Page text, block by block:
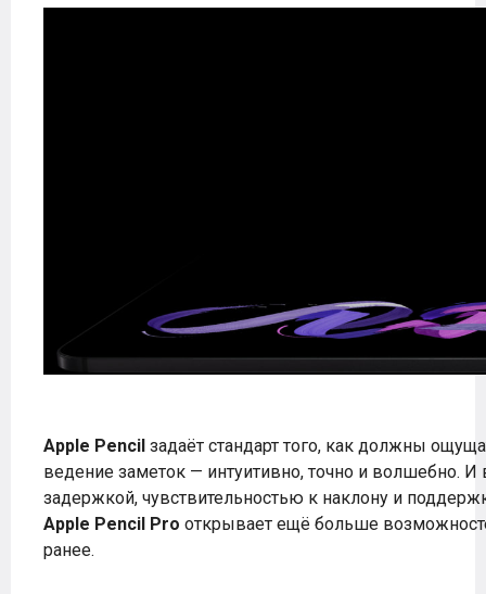
Apple Pencil задаёт стандарт того, как должны
ведение заметок — интуитивно, точно и волшебно. И
задержкой, чувствительностью к наклону и
Apple Pencil Pro открывает ещё больше
ранее.